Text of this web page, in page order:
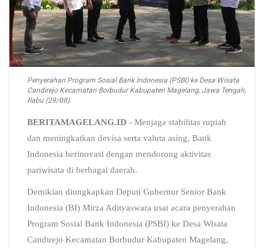
Penyerahan Program Sosial Bank Indonesia (PSBI) ke Desa Wisata
Candirejo Kecamatan Borbudur Kabupaten Magelang, Jawa Tengah,
Rabu (29/08).
BERITAMAGELANG.ID - Menjaga stabilitas rupiah
dan meningkatkan devisa serta valuta asing, Bank
Indonesia berinovasi dengan mendorong aktivitas
pariwisata di berbagai daerah.
Demikian diungkapkan Deputi Gubernur Senior Bank
Indonesia (BI) Mirza Adityaswara usai acara penyerahan
Program Sosial Bank Indonesia (PSBI) ke Desa Wisata
Candirejo Kecamatan Borbudur Kabupaten Magelang,